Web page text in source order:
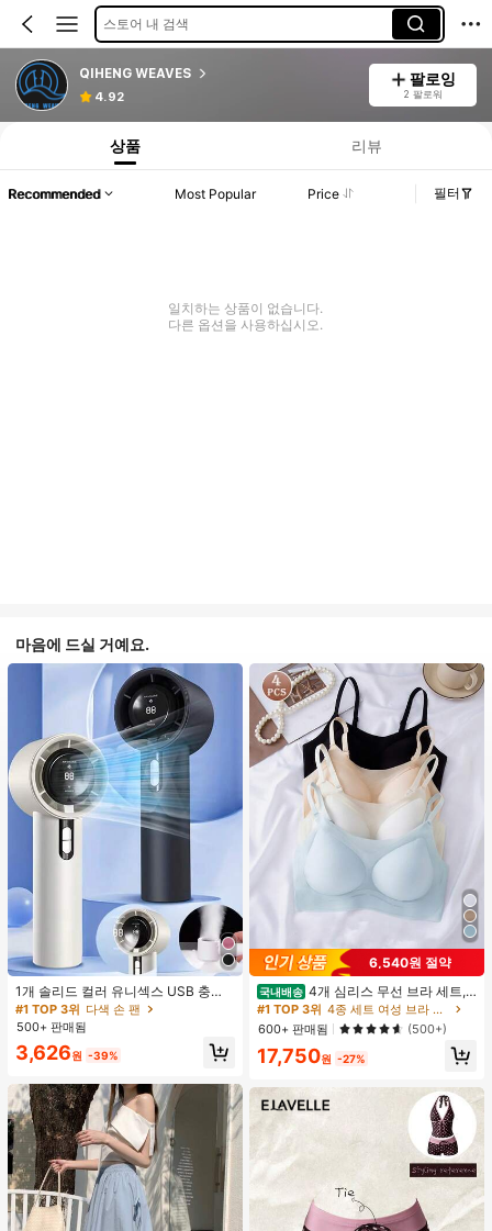
스토어 내 검색
QIHENG WEAVES
4.92
팔로잉
2 팔로워
상품 리뷰
Recommended Most Popular Price 필터
일치하는 상품이 없습니다.
다른 옵션을 사용하십시오.
마음에 드실 거예요.
1개 솔리드 컬러 유니섹스 USB 충전
식 휴대용 100단 고풍량 장시간 배터
리 수명 미니 핸드헬드 팬 LCD 디스플
레이 일상용, 여행용
#1 TOP 3위 다색 손 팬
500+ 판매됨
3,626원 -39%
6,540원 절약
국내배송 4개 심리스 무선 브라 세트,
작은 가슴 보정, 초박형 통기성 아이스
실크 섹시 편안한 백리스 란제리 브라,
조절 가능
#1 TOP 3위
4종 세트 여성 브라 & 브랄렛
600+ 판매됨
(500+)
17,750원 -27%